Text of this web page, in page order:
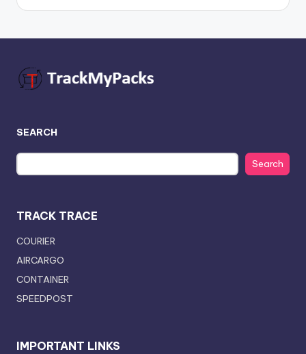
SEARCH
Search
TRACK TRACE
COURIER
AIRCARGO
CONTAINER
SPEEDPOST
IMPORTANT LINKS